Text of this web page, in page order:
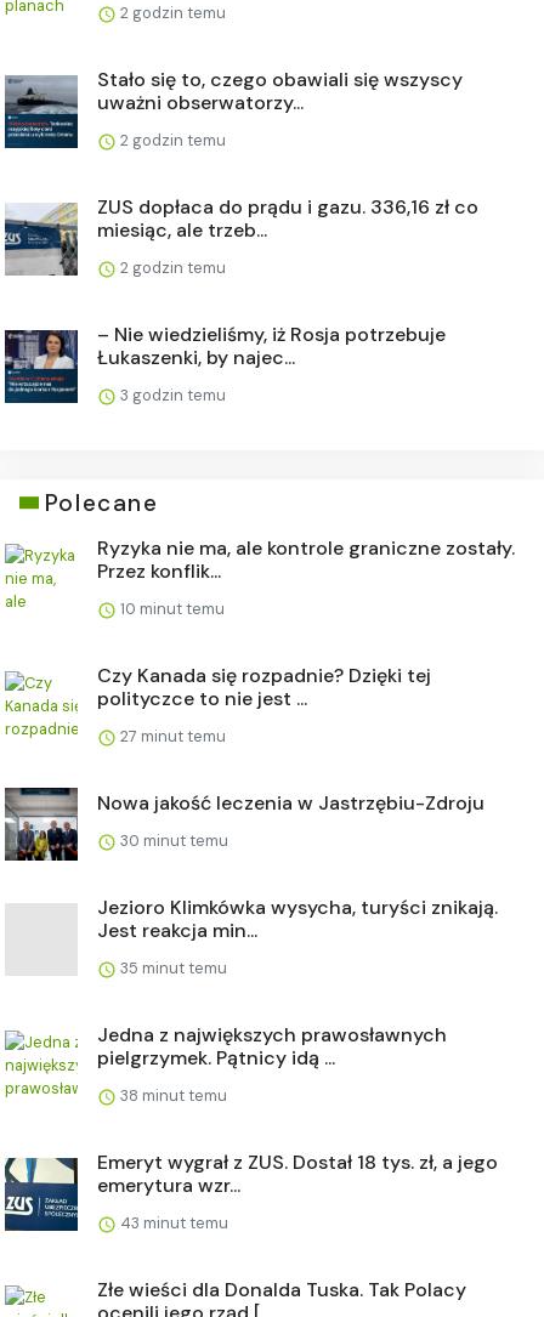
2 godzin temu
Stało się to, czego obawiali się wszyscy
uważni obserwatorzy...
2 godzin temu
ZUS dopłaca do prądu i gazu. 336,16 zł co
miesiąc, ale trzeb...
2 godzin temu
– Nie wiedzieliśmy, iż Rosja potrzebuje
Łukaszenki, by najec...
3 godzin temu
Polecane
Ryzyka nie ma, ale kontrole graniczne zostały.
Przez konflik...
10 minut temu
Czy Kanada się rozpadnie? Dzięki tej
polityczce to nie jest ...
27 minut temu
Nowa jakość leczenia w Jastrzębiu-Zdroju
30 minut temu
Jezioro Klimkówka wysycha, turyści znikają.
Jest reakcja min...
35 minut temu
Jedna z największych prawosławnych
pielgrzymek. Pątnicy idą ...
38 minut temu
Emeryt wygrał z ZUS. Dostał 18 tys. zł, a jego
emerytura wzr...
43 minut temu
Złe wieści dla Donalda Tuska. Tak Polacy